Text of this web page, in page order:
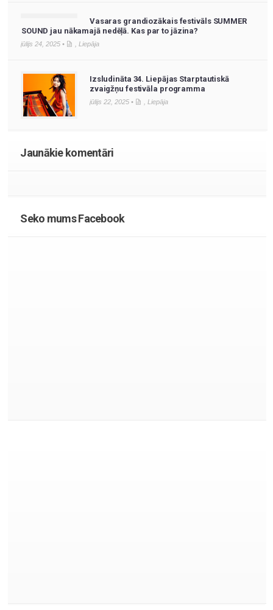
Vasaras grandiozākais festivāls SUMMER
SOUND jau nākamajā nedēļā. Kas par to jāzina?
jūlijs 24, 2025 • Liepāja
Izsludināta 34. Liepājas Starptautiskā
zvaigžņu festivāla programma
jūlijs 22, 2025 • Liepāja
Jaunākie komentāri
Seko mums Facebook